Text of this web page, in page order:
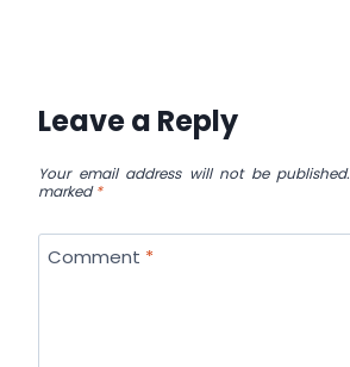
Leave a Reply
Your email address will not be published.
marked*
Comment *